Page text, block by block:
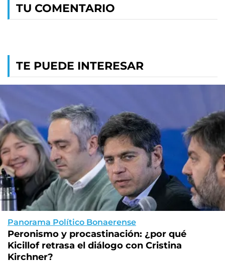
TU COMENTARIO
TE PUEDE INTERESAR
Panorama Político Bonaerense
Peronismo y procastinación: ¿por qué
Kicillof retrasa el diálogo con Cristina
Kirchner?